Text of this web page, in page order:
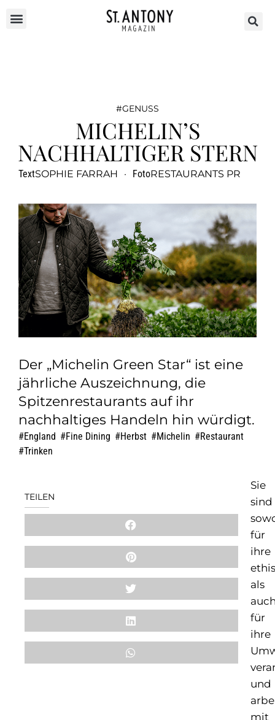
GENUSS
MICHELIN’S
NACHHALTIGER STERN
TextSOPHIE FARRAH · FotoRESTAURANTS PR
Der „Michelin Green Star“ ist eine
jährliche Auszeichnung, die
Spitzenrestaurants auf ihr
nachhaltiges Handeln hin würdigt.
England Fine Dining Herbst Michelin Restaurant
Trinken
TEILEN
Sie
sind
für
ihre
als
für
ihre
und
mit